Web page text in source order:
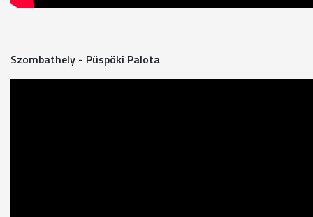
Szombathely - Püspöki Palota